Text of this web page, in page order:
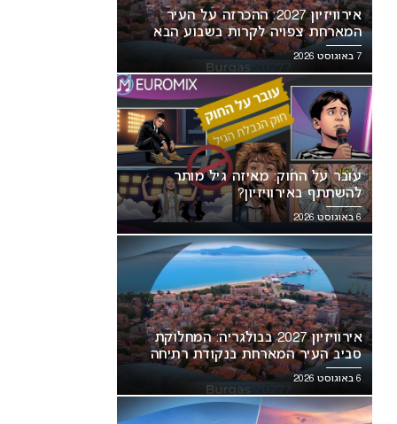
אירוויזיון 2027: ההכרזה על העיר
המארחת צפויה לקרות בשבוע הבא
7 באוגוסט 2026
עובר על החוק: מאיזה גיל מותר
להשתתף באירוויזיון?
6 באוגוסט 2026
אירוויזיון 2027 בבולגריה: המחלוקת
סביב העיר המארחת בנקודת רתיחה
6 באוגוסט 2026